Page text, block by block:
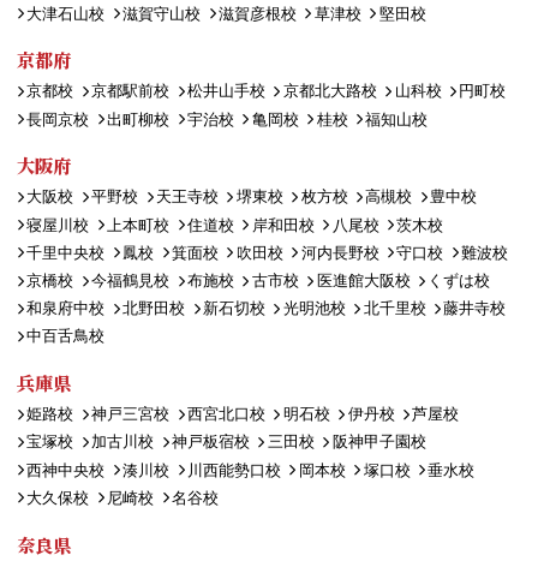
大津石山校 滋賀守山校 滋賀彦根校 草津校 堅田校
京都府
京都校 京都駅前校 松井山手校 京都北大路校 山科校
円町校
長岡京校
出町柳校 宇治校 亀岡校 桂校 福知山校
大阪府
大阪校 平野校 天王寺校 堺東校 枚方校 高槻校
豊中校
寝屋川校
上本町校 住道校 岸和田校 八尾校
茨木校
千里中央校
鳳校 箕面校 吹田校 河内長野校 守口校
難波校
京橋校
今福鶴見校 布施校 古市校 医進館大阪校
くずは校
和泉府中校
北野田校 新石切校 光明池校 北千里校
藤井寺校
中百舌鳥校
兵庫県
姫路校 神戸三宮校 西宮北口校 明石校 伊丹校
芦屋校
宝塚校
加古川校 神戸板宿校 三田校
阪神甲子園校
西神中央校
湊川校 川西能勢口校 岡本校 塚口校
垂水校
大久保校
尼崎校 名谷校
奈良県